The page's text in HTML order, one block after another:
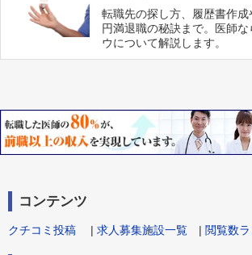
転職先の探し方、履歴書作成
円満退職の秘訣まで。医師
ウについて解説します。
コンテンツ
クチコミ投稿 | 求人募集施設一覧 | 閲覧数